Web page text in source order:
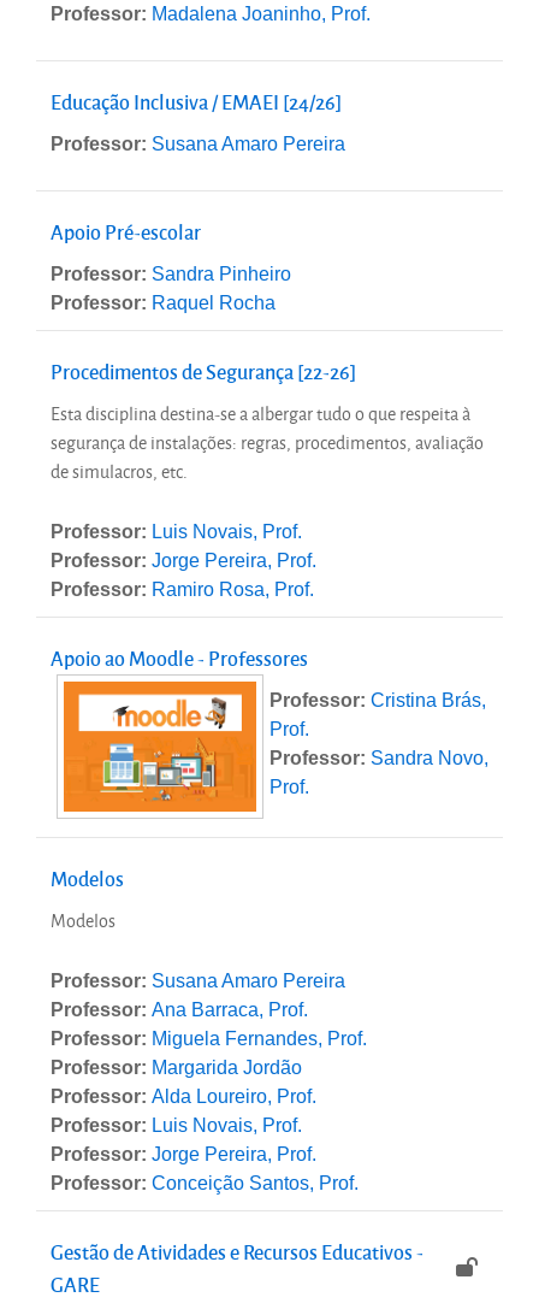
Professor: Madalena Joaninho, Prof.
Educação Inclusiva / EMAEI [24/26]
Professor: Susana Amaro Pereira
Apoio Pré-escolar
Professor: Sandra Pinheiro
Professor: Raquel Rocha
Procedimentos de Segurança [22-26]
Esta disciplina destina-se a albergar tudo o que respeita à
segurança de instalações: regras, procedimentos, avaliação
de simulacros, etc.
Professor: Luis Novais, Prof.
Professor: Jorge Pereira, Prof.
Professor: Ramiro Rosa, Prof.
Apoio ao Moodle - Professores
Professor: Cristina Brás,
Prof.
Professor: Sandra Novo,
Prof.
Modelos
Modelos
Professor: Susana Amaro Pereira
Professor: Ana Barraca, Prof.
Professor: Miguela Fernandes, Prof.
Professor: Margarida Jordão
Professor: Alda Loureiro, Prof.
Professor: Luis Novais, Prof.
Professor: Jorge Pereira, Prof.
Professor: Conceição Santos, Prof.
Gestão de Atividades e Recursos Educativos -
GARE